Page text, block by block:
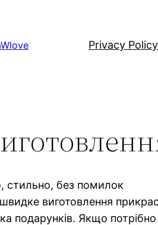
Privacy Policy
стильно, без помилок
виготовлення
подарунків. Якщо